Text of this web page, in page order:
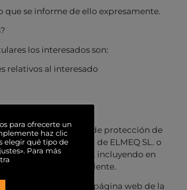
que se informe de ello expresamente.
los interesados son:
relativos al interesado
ejercer sus derechos de protección de
al domicilio social de ELMEQ SL. o
incluyendo en
identificación equivalente.
sus derechos en la página web de la
para ofrecerte un
haz clic
elegir qué tipo de
Para más